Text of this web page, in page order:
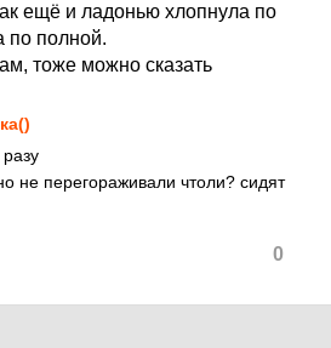
ещё и ладонью хлопнула по
по полной.
тоже можно сказать
не перегораживали чтоли? сидят
0